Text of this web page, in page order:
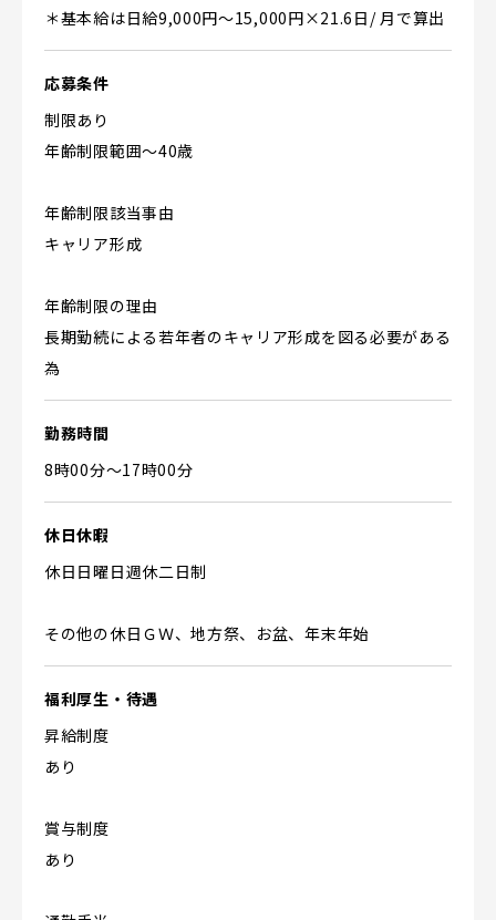
＊基本給は日給9,000円～15,000円×21.6日/ 月で算出
応募条件
制限あり
年齢制限範囲〜40歳
年齢制限該当事由
キャリア形成
年齢制限の理由
長期勤続による若年者のキャリア形成を図る必要がある
為
勤務時間
8時00分〜17時00分
休日休暇
休日日曜日週休二日制
その他の休日ＧＷ、地方祭、お盆、年末年始
福利厚生・待遇
昇給制度
あり
賞与制度
あり